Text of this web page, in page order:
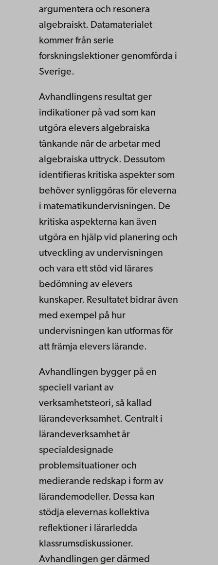
argumentera och resonera
algebraiskt. Datamaterialet
kommer från serie
forskningslektioner genomförda i
Sverige.
Avhandlingens resultat ger
indikationer på vad som kan
utgöra elevers algebraiska
tänkande när de arbetar med
algebraiska uttryck. Dessutom
identifieras kritiska aspekter som
behöver synliggöras för eleverna
i matematikundervisningen. De
kritiska aspekterna kan även
utgöra en hjälp vid planering och
utveckling av undervisningen
och vara ett stöd vid lärares
bedömning av elevers
kunskaper. Resultatet bidrar även
med exempel på hur
undervisningen kan utformas för
att främja elevers lärande.
Avhandlingen bygger på en
speciell variant av
verksamhetsteori, så kallad
lärandeverksamhet. Centralt i
lärandeverksamhet är
specialdesignade
problemsituationer och
medierande redskap i form av
lärandemodeller. Dessa kan
stödja elevernas kollektiva
reflektioner i lärarledda
klassrumsdiskussioner.
Avhandlingen ger därmed